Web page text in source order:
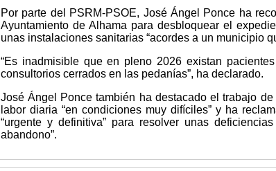
Por parte del PSRM-PSOE, José Ángel Ponce ha
Ayuntamiento de Alhama para desbloquear el
unas instalaciones sanitarias “acordes a un municipio
“Es inadmisible que en pleno 2026 existan
consultorios cerrados en las pedanías”, ha declarado.
José Ángel Ponce también ha destacado el trabajo
labor diaria “en condiciones muy difíciles” y ha
“urgente y definitiva” para resolver unas
abandono”.